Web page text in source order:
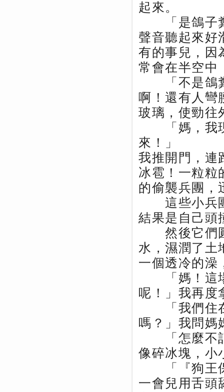
起來。
「是鴿子糞
聲音聽起來好
有的事兒，因
常會在半空中
「不是鴿糞
啊！還有人
玻璃，使勁
「媽，我現
來！」
我推開門，連
冰雹！一粒粒
的偷襲兵團，
這些小兵團
結果是自己頭
然後它們圓
水，濕潤了土
一個透冷的澡
「媽！這場
呢！」我再度
「我們住在
嗎？」我問媽
「怎麼不記
像碎冰塊，小
「『狗王保
一會兒用舌頭